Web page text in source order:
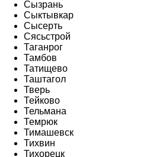
Сызрань
Сыктывкар
Сысерть
Сясьстрой
Таганрог
Тамбов
Татищево
Таштагол
Тверь
Тейково
Тельмана
Темрюк
Тимашевск
Тихвин
Тихорецк